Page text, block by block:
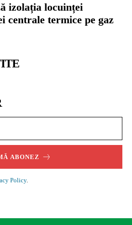
izolația locuinței
centrale termice pe gaz
ABONEZ
Policy.